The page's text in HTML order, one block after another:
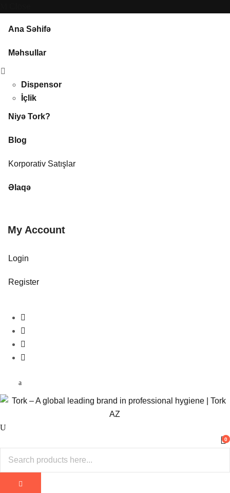
Ana Səhifə
Məhsullar
Dispensor
İçlik
Niyə Tork?
Blog
Korporativ Satışlar
Əlaqə
My Account
Login
Register
0